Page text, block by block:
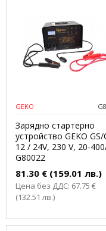
GEKO
Зарядно стартерно
устройство GEKO GS/
12 / 24V, 230 V, 20-
G80022
81.30 € (159.01 лв.)
Цена без ДДС: 67.75 €
(132.51 лв.)